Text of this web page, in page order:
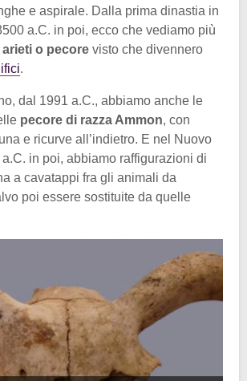
e aspirale. Dalla prima dinastia in
a.C. in poi, ecco che vediamo più
arieti o pecore visto che divennero
.
dal 1991 a.C., abbiamo anche le
pecore di razza Ammon, con
e ricurve all’indietro. E nel Nuovo
in poi, abbiamo raffigurazioni di
a cavatappi fra gli animali da
poi essere sostituite da quelle